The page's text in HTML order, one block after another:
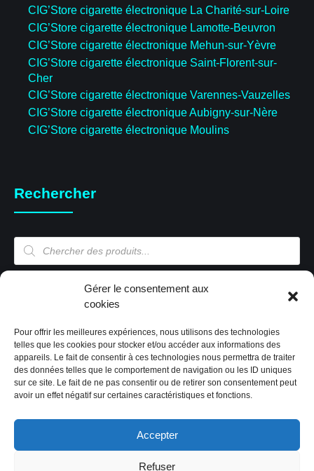
Gérer le consentement aux
cookies
Pour offrir les meilleures expériences, nous utilisons des technologies
telles que les cookies pour stocker et/ou accéder aux informations des
appareils. Le fait de consentir à ces technologies nous permettra de traiter
des données telles que le comportement de navigation ou les ID uniques
sur ce site. Le fait de ne pas consentir ou de retirer son consentement peut
avoir un effet négatif sur certaines caractéristiques et fonctions.
Accepter
Refuser
CIG’Store cigarette électronique La Charité-sur-Loire
CIG’Store cigarette électronique Lamotte-Beuvron
CIG’Store cigarette électronique Mehun-sur-Yèvre
CIG’Store cigarette électronique Saint-Florent-sur-
Cher
CIG’Store cigarette électronique Varennes-Vauzelles
CIG’Store cigarette électronique Aubigny-sur-Nère
CIG’Store cigarette électronique Moulins
Rechercher
Recherche
produits
Mon compte
Mon compte
Validation de la commande
Panier
Boutique
Politique de cookies (EU)